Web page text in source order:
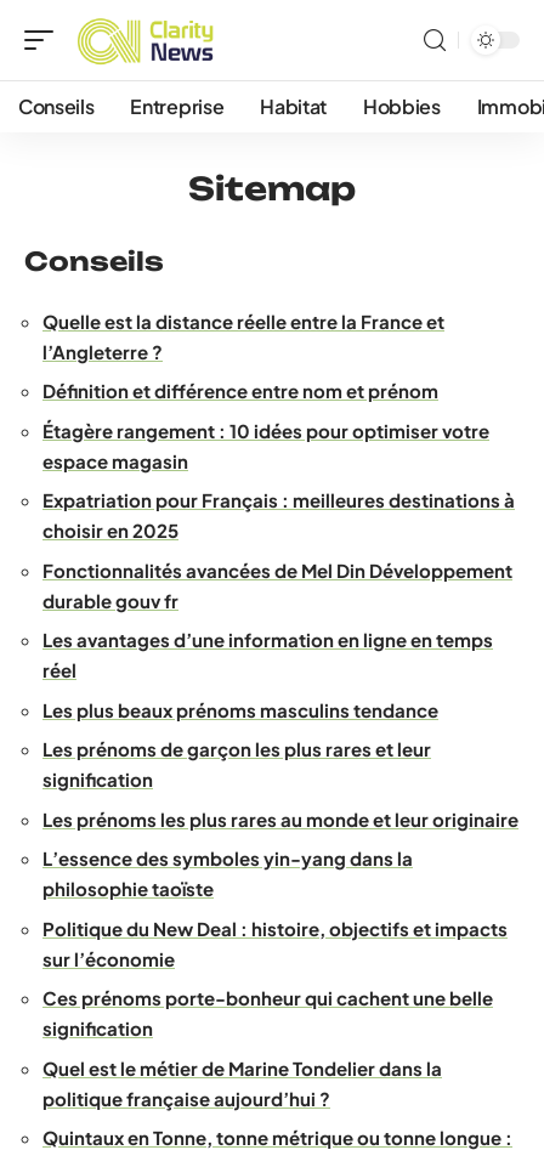
Conseils Entreprise Habitat Hobbies
Sitemap
Conseils
Quelle est la distance réelle entre la France et
l’Angleterre ?
Définition et différence entre nom et prénom
Étagère rangement : 10 idées pour optimiser votre
espace magasin
Expatriation pour Français : meilleures destinations à
choisir en 2025
Fonctionnalités avancées de Mel Din Développement
durable gouv fr
Les avantages d’une information en ligne en temps
réel
Les plus beaux prénoms masculins tendance
Les prénoms de garçon les plus rares et leur
signification
Les prénoms les plus rares au monde et leur originaire
L’essence des symboles yin-yang dans la
philosophie taoïste
Politique du New Deal : histoire, objectifs et impacts
sur l’économie
Ces prénoms porte-bonheur qui cachent une belle
signification
Quel est le métier de Marine Tondelier dans la
politique française aujourd’hui ?
Quintaux en Tonne, tonne métrique ou tonne longue :